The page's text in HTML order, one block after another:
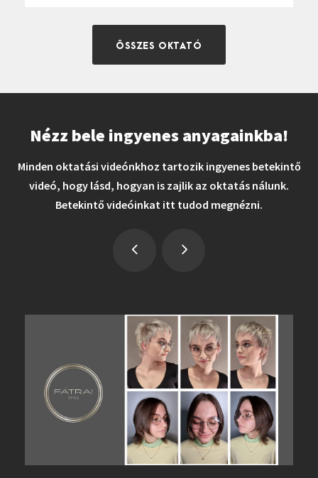
ÖSSZES OKTATÓ
Nézz bele ingyenes anyagainkba!
Minden oktatási videónkhoz tartozik ingyenes betekintő
videó, hogy lásd, hogyan is zajlik az oktatás nálunk.
Betekintő videóinkat itt tudod megnézni.